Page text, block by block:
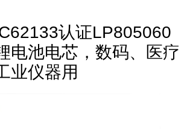
认证LP805060
电池电芯，数码、医疗
业仪器用